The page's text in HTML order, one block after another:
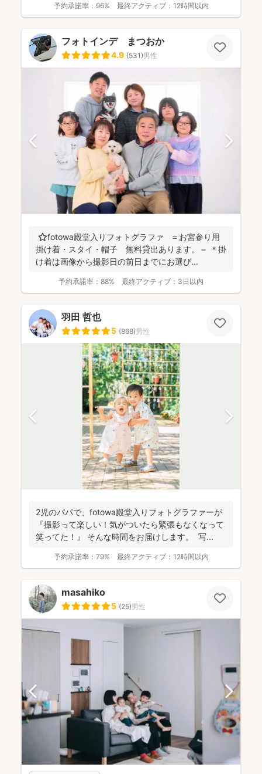
予約承諾率： 96% 最終アクティブ： 12時間以内
フォトインデ まつおか
4.9 (531)男性
⭐️fotowa殿堂入りフォトグラファ ＝お宮参り用
掛け着・スタイ・帽子 無料貸出あります。＝ ＊掛
け着は画像から撮影日の前日までにお選び...
予約承諾率： 88% 最終アクティブ： 3日以内
羽田 哲也
5 (868)男性
2児のパパで、fotowa殿堂入りフォトグラファーが
『撮影って楽しい！気がついたら緊張もなくなって
笑ってた！』 そんな時間をお届けします。 写...
予約承諾率： 79% 最終アクティブ： 12時間以内
masahiko
5 (25)男性